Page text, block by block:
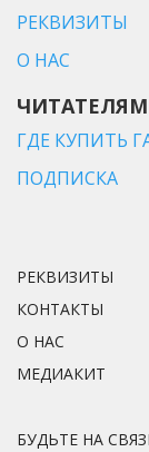
РЕКВИЗИТЫ
О НАС
ГДЕ КУПИТЬ
ПОДПИСКА
РЕКВИЗИТЫ
КОНТАКТЫ
О НАС
МЕДИАКИТ
БУДЬТЕ НА